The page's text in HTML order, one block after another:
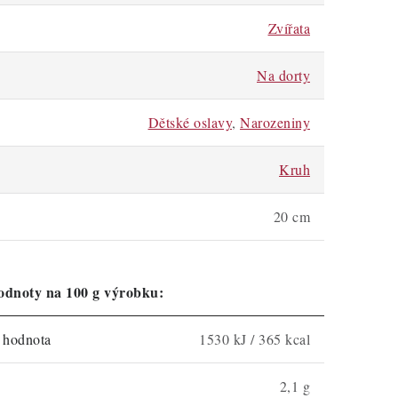
Zvířata
Na dorty
Dětské oslavy, Narozeniny
Kruh
20 cm
na 100 g výrobku:
1530 kJ / 365 kcal
2,1 g